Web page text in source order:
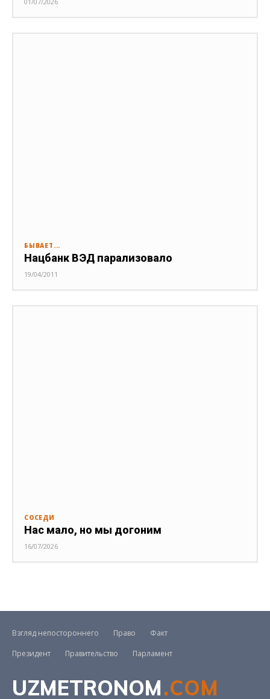
БЫВАЕТ...
Нацбанк ВЭД парализовало
19/04/2011
СОСЕДИ
Нас мало, но мы догоним
16/07/2026
Взгляд непостороннего Право
Факт
Президент
Правительство Парламент
UZMETRONOM.COM